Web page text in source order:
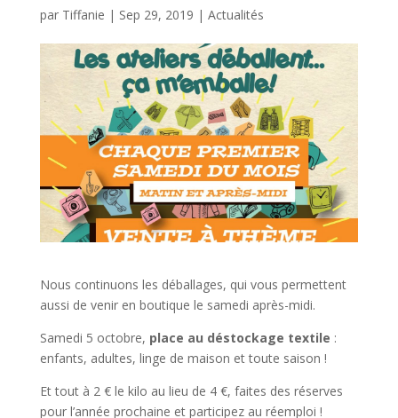
par Tiffanie | Sep 29, 2019 | Actualités
Nous continuons les déballages, qui vous permettent
aussi de venir en boutique le samedi après-midi.
Samedi 5 octobre, place au déstockage textile :
enfants, adultes, linge de maison et toute saison !
Et tout à 2 € le kilo au lieu de 4 €, faites des réserves
pour l’année prochaine et participez au réemploi !